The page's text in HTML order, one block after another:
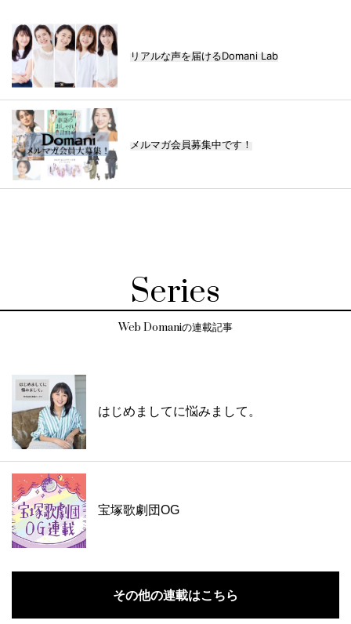
リアルな声を届けるDomani Lab
メルマガ会員募集中です！
Series
Web Domaniの連載記事
はじめましてに悩みまして。
宝塚歌劇団OG
その他の連載はこちら